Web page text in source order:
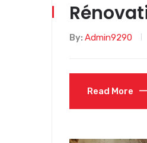
By: Admin9290
Read More